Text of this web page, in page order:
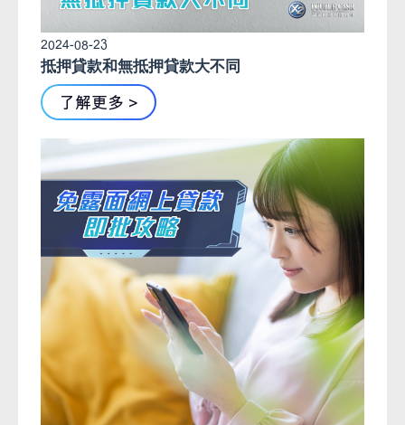
2024-08-23
抵押貸款和無抵押貸款大不同
了解更多 >